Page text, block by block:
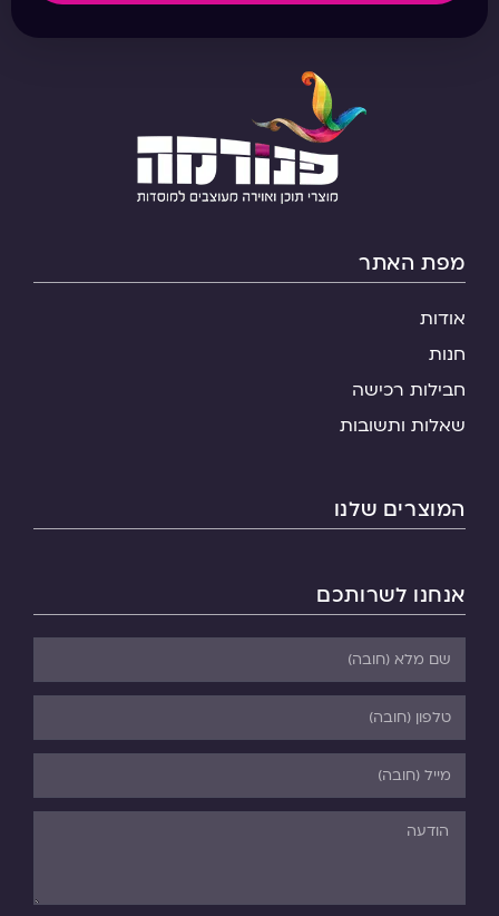
מפת האתר
אודות
חנות
חבילות רכישה
שאלות ותשובות
המוצרים שלנו
אנחנו לשרותכם